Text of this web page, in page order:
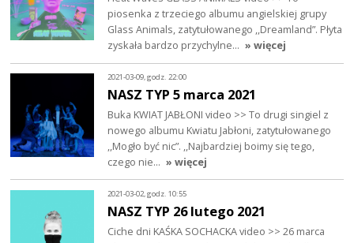
piosenka z trzeciego albumu angielskiej grupy
Glass Animals, zatytułowanego ,,Dreamland”. Płyta
zyskała bardzo przychylne… » więcej
2021-03-09, godz. 22:00
NASZ TYP 5 marca 2021
Buka KWIAT JABŁONI video >> To drugi singiel z
nowego albumu Kwiatu Jabłoni, zatytułowanego
,,Mogło być nic”. ,,Najbardziej boimy się tego,
czego nie… » więcej
2021-03-02, godz. 10:55
NASZ TYP 26 lutego 2021
Ciche dni KAŚKA SOCHACKA video >> 26 marca